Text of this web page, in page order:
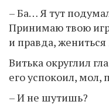
– Ба… Я тут
Принимаю твою
и правда,
Витька округлил
его успокоил, мол,
– И не шутишь?